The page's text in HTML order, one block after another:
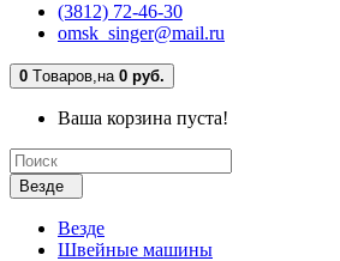
(3812) 72-46-30
omsk_singer@mail.ru
0 Tоваров,на 0 руб.
Ваша корзина пуста!
Везде
Везде
Швейные машины